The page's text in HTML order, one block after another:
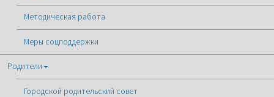
Методическая работа
Меры соцподдержки
Родители
Городской родительский совет